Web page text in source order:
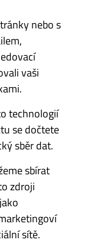
nebo s
vaši
technologií
se dočtete
sběr dat.
sbírat
zdroji
sítě.